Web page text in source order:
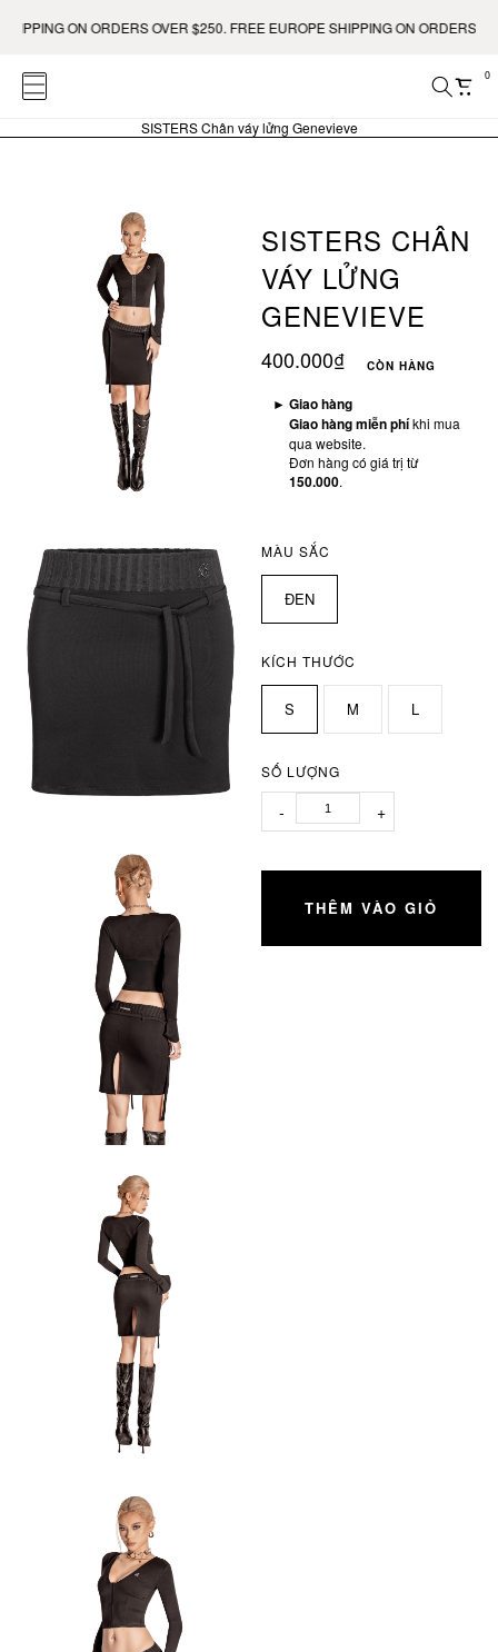
ON ORDERS OVER $250. FREE EUROPE SHIPPING ON ORDERS OVER
0
SISTERS Chân váy lửng Genevieve
SISTERS CHÂN
VÁY LỬNG
GENEVIEVE
400.000₫ CÒN HÀNG
► Giao hàng
Giao hàng miễn phíkhi mua
qua website.
Đơn hàng có giá trị từ
150.000.
MÀU SẮC
ĐEN
KÍCH THƯỚC
S M L
SỐ LƯỢNG
- +
THÊM VÀO GIỎ